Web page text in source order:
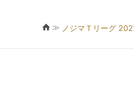
≫ ノジマＴリーグ